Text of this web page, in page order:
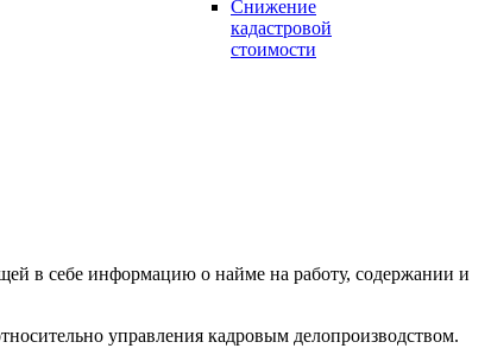
Снижение
кадастровой
стоимости
в себе информацию о найме на работу, содержании и
управления кадровым делопроизводством.